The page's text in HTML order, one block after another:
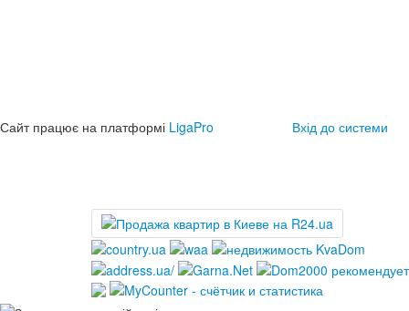
Сайт працює на платформі LigaPro Вхід до системи